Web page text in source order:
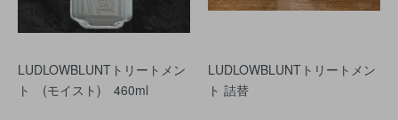
LUDLOWBLUNTトリートメン
ト (モイスト) 460ml
LUDLOWBLUNTトリートメン
ト 詰替